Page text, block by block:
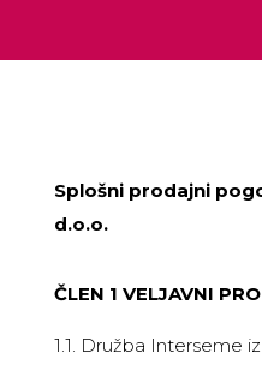
Splošni prodajni
d.o.o.
ČLEN 1 VELJAVNI
1.1. Družba Interseme